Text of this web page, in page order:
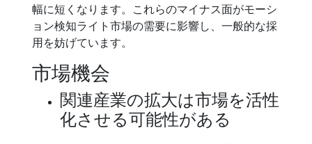
幅に短くなります。これらのマイナス面がモーシ
ョン検知ライト市場の需要に影響し、一般的な採
用を妨げています。
市場機会
関連産業の拡大は市場を活性
化させる可能性がある